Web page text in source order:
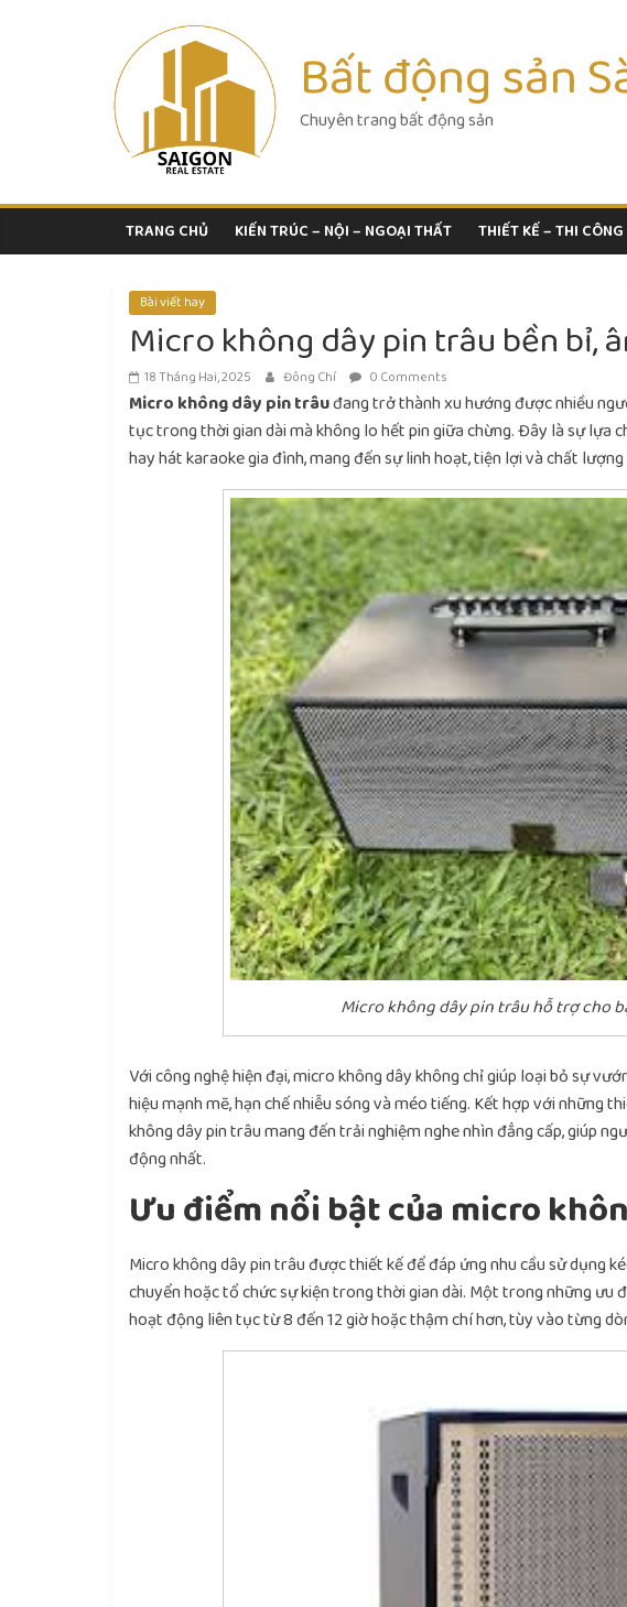
Bất động sản
Chuyên trang bất động sản
TRANG CHỦ KIẾN TRÚC – NỘI – NGOẠI THẤT THIẾT KẾ – THI
Bài viết hay
Micro không dây pin trâu bền bỉ,
18 Tháng Hai, 2025 Đông Chí 0 Comments
Micro không dây pin trâuđang trở thành xu hướng được nhiều
tục trong thời gian dài mà không lo hết pin giữa chừng. Đây là sự lựa
hay hát karaoke gia đình, mang đến sự linh hoạt, tiện lợi và chất
Micro không dây pin trâu hỗ trợ cho
Với công nghệ hiện đại, micro không dây không chỉ giúp loại bỏ sự
hiệu mạnh mẽ, hạn chế nhiễu sóng và méo tiếng. Kết hợp với những
không dây pin trâu mang đến trải nghiệm nghe nhìn đẳng cấp, giúp
động nhất.
Ưu điểm nổi bật của micro
Micro không dây pin trâu được thiết kế để đáp ứng nhu cầu sử dụng
chuyển hoặc tổ chức sự kiện trong thời gian dài. Một trong những ưu
hoạt động liên tục từ 8 đến 12 giờ hoặc thậm chí hơn, tùy vào từng